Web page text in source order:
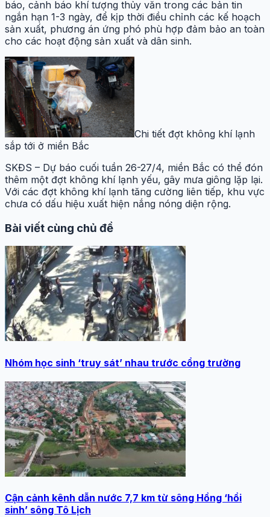
báo, cảnh báo khí tượng thủy văn trong các bản tin
ngắn hạn 1-3 ngày, để kịp thời điều chỉnh các kế hoạch
sản xuất, phương án ứng phó phù hợp đảm bảo an toàn
cho các hoạt động sản xuất và dân sinh.
Chi tiết đợt không khí lạnh
sắp tới ở miền Bắc
SKĐS – Dự báo cuối tuần 26-27/4, miền Bắc có thể đón
thêm một đợt không khí lạnh yếu, gây mưa giông lặp lại.
Với các đợt không khí lạnh tăng cường liên tiếp, khu vực
chưa có dấu hiệu xuất hiện nắng nóng diện rộng.
Bài viết cùng chủ đề
Nhóm học sinh ‘truy sát’ nhau trước cổng trường
Cận cảnh kênh dẫn nước 7,7 km từ sông Hồng ‘hồi
sinh’ sông Tô Lịch